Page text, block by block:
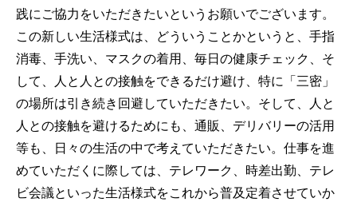
践にご協力をいただきたいというお願いでございます。
この新しい生活様式は、どういうことかというと、手指
消毒、手洗い、マスクの着用、毎日の健康チェック、そ
して、人と人との接触をできるだけ避け、特に「三密」
の場所は引き続き回避していただきたい。そして、人と
人との接触を避けるためにも、通販、デリバリーの活用
等も、日々の生活の中で考えていただきたい。仕事を進
めていただくに際しては、テレワーク、時差出勤、テレ
ビ会議といった生活様式をこれから普及定着させていか